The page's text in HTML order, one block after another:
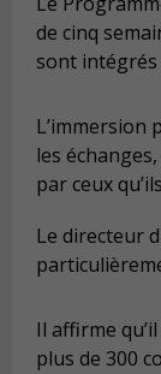
de cinq
sont
L’immersion
les
par ceux
Le directeur
Il affirme
plus de 300